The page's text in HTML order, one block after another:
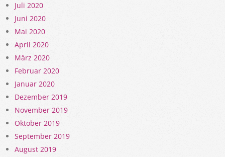
Juli 2020
Juni 2020
Mai 2020
April 2020
März 2020
Februar 2020
Januar 2020
Dezember 2019
November 2019
Oktober 2019
September 2019
August 2019